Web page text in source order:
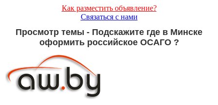
Как разместить объявление?
Связаться с нами
Просмотр темы - Подскажите где в Минске
оформить российское ОСАГО ?